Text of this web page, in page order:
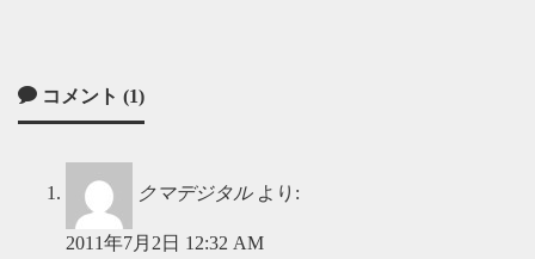
コメント (1)
クマデジタル より:
2011年7月2日 12:32 AM